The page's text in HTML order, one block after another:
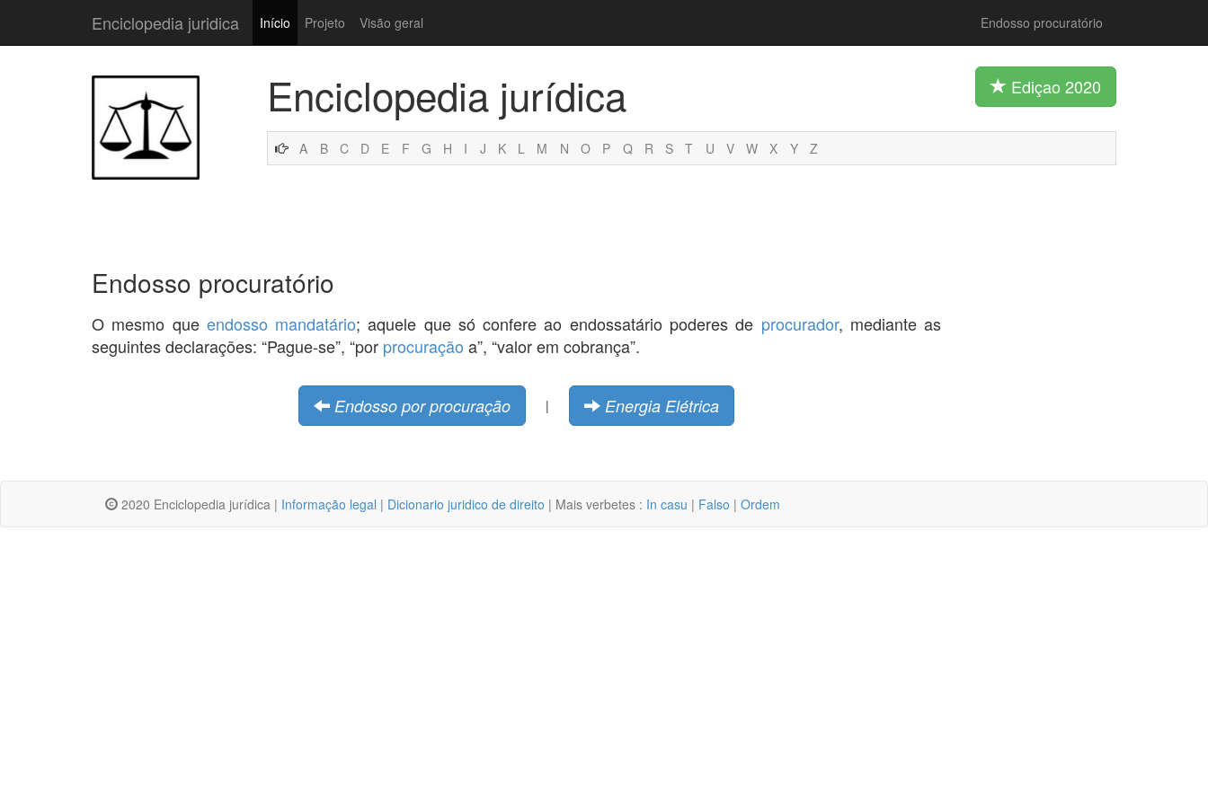
Enciclopedia juridica Início Projeto Visão geral Endosso procuratório
Enciclopedia jurídica Ediçao 2020
A B C D E F G H I J K L M N O P Q R S T U V W X Y Z
Endosso procuratório
O mesmo que endosso mandatário; aquele que só confere ao endossatário poderes de procurador, mediante as
seguintes declarações: “Pague-se”, “por procuração a”, “valor em cobrança”.
Endosso por procuração | Energia Elétrica
2020 Enciclopedia jurídica | Informação legal | Dicionario juridico de direito | Mais verbetes : In casu | Falso | Ordem